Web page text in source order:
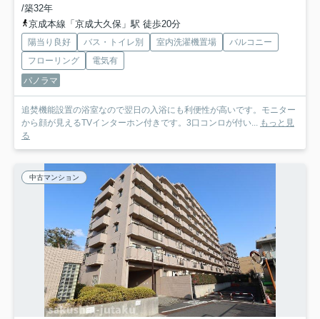
/築32年
京成本線「京成大久保」駅 徒歩20分
陽当り良好 バス・トイレ別 室内洗濯機置場
バルコニー
フローリング
電気有
パノラマ
追焚機能設置の浴室なので翌日の入浴にも利便性が高いです。モニター
から顔が見えるTVインターホン付きです。3口コンロが付い... もっと見
る
中古マンション